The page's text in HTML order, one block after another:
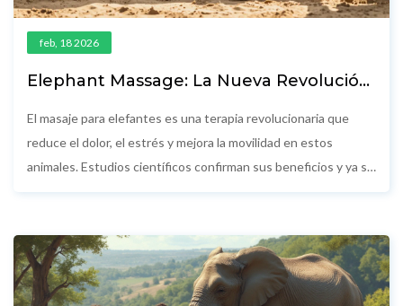
feb, 18 2026
Elephant Massage: La Nueva Revolución
El masaje para elefantes es una terapia revolucionaria que
reduce el dolor, el estrés y mejora la movilidad en estos
animales. Estudios científicos confirman sus beneficios y ya se